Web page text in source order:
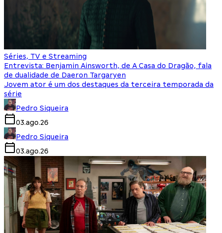
Séries, TV e Streaming
Entrevista: Benjamin Ainsworth, de A Casa do Dragão, fala
de dualidade de Daeron Targaryen
Jovem ator é um dos destaques da terceira temporada da
série
Pedro Siqueira
03.ago.26
Pedro Siqueira
03.ago.26